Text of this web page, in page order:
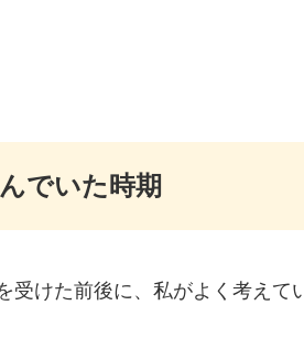
でいた時期
けた前後に、私がよく考えて